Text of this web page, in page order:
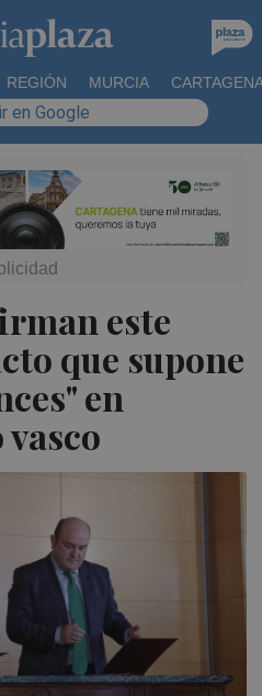
REGIÓN MURCIA
en Google
este
que supone
en